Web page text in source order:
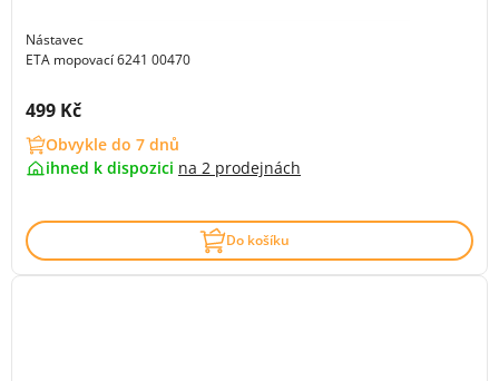
Nástavec
ETA mopovací 6241 00470
Cena s DPH:
499 Kč
Obvykle do 7 dnů
ihned k dispozici na 2 prodejnách
Do košíku